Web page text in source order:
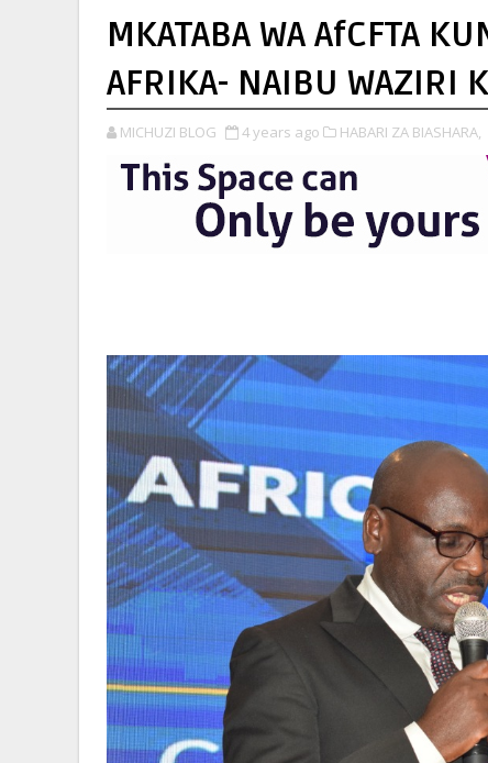
MKATABA WA AfCFTA
AFRIKA- NAIBU WAZIRI
MICHUZI BLOG 4 years ago HABARI ZA BIASHARA,